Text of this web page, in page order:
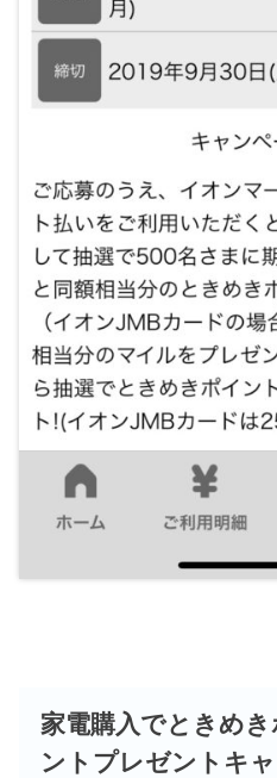
家電購入でときめ
ントプレゼントキ